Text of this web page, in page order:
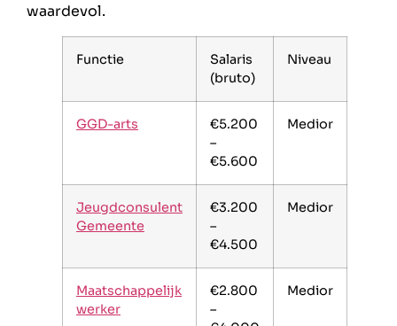
waardevol.
Functie
Salaris
(bruto)
Niveau
GGD-arts
€5.200
–
€5.600
Medior
Jeugdconsulent
Gemeente
€3.200
–
€4.500
Medior
Maatschappelijk
werker
€2.800
–
Medior